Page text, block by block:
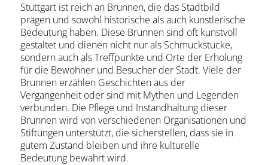
Stadtführungen
Tickets
Citytour
Übernachtung
Erlebnisse
Essen & Trinken
Wein
Automobil
Kultur
Feste & Highlights
Stuttgart ist reich an Brunnen, die das Stadtbild
prägen und sowohl historische als auch künstlerische
Bedeutung haben. Diese Brunnen sind oft kunstvoll
gestaltet und dienen nicht nur als Schmuckstücke,
sondern auch als Treffpunkte und Orte der Erholung
für die Bewohner und Besucher der Stadt. Viele der
Brunnen erzählen Geschichten aus der
Vergangenheit oder sind mit Mythen und Legenden
verbunden. Die Pflege und Instandhaltung dieser
Brunnen wird von verschiedenen Organisationen und
Stiftungen unterstützt, die sicherstellen, dass sie in
gutem Zustand bleiben und ihre kulturelle
Bedeutung bewahrt wird.